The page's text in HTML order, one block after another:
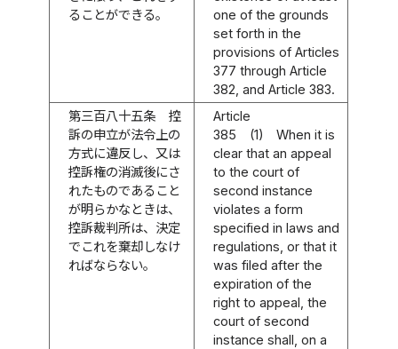
ることができる。
one of the grounds
set forth in the
provisions of Articles
377 through Article
382, and Article 383.
第三百八十五条
控
訴の申立が法令上の
方式に違反し、又は
控訴権の消滅後にさ
れたものであること
が明らかなときは、
控訴裁判所は、決定
でこれを棄却しなけ
ればならない。
Article
385
(1)
When it is
clear that an appeal
to the court of
second instance
violates a form
specified in laws and
regulations, or that it
was filed after the
expiration of the
right to appeal, the
court of second
instance shall, on a